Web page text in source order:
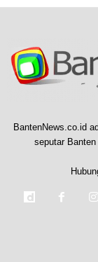
BantenNews.co.id
seputar